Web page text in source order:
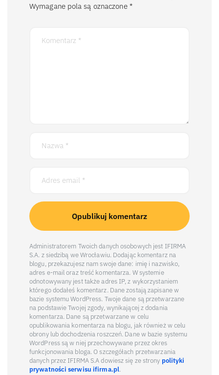
Wymagane pola są oznaczone *
Administratorem Twoich danych osobowych jest IFIRMA
S.A. z siedzibą we Wrocławiu. Dodając komentarz na
blogu, przekazujesz nam swoje dane: imię i nazwisko,
adres e-mail oraz treść komentarza. W systemie
odnotowywany jest także adres IP, z wykorzystaniem
którego dodałeś komentarz. Dane zostają zapisane w
bazie systemu WordPress. Twoje dane są przetwarzane
na podstawie Twojej zgody, wynikającej z dodania
komentarza. Dane są przetwarzane w celu
opublikowania komentarza na blogu, jak również w celu
obrony lub dochodzenia roszczeń. Dane w bazie systemu
WordPress są w niej przechowywane przez okres
funkcjonowania bloga. O szczegółach przetwarzania
danych przez IFIRMA S.A dowiesz się ze strony polityki
prywatności serwisu ifirma.pl.